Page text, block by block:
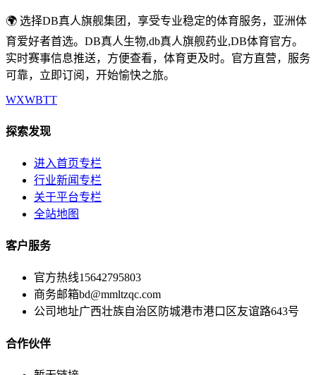
🌍 选择DB真人旗舰集团，享受专业稳定的体育服务，亚洲体
育爱好者首选。DB真人生物,db真人旗舰药业,DB体育官方。
实时赛事信息推送，方便查看，体育更及时。官方直营，服务
可靠，立即订阅，开始愉快之旅。
WXWBTT
探索发现
进入首页专栏
行业新闻专栏
关于平台专栏
全站地图
客户服务
官方热线15642795803
商务邮箱bd@mmltzqc.com
公司地址广西壮族自治区防城港市港口区友谊路643号
合作伙伴